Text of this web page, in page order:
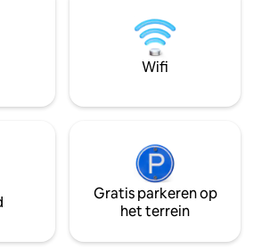
met een eigen
een Italiaanse
uitgeruste keuken
met open
complex en
is smaakvol
door de eigen
ideal tanto para
el teletrabajo, ideal para disfrutar del
agradable clima
impresionantes
comparte edificio
respetar a todos
conviven allí.
Wifi
Gratis parkeren op
het terrein